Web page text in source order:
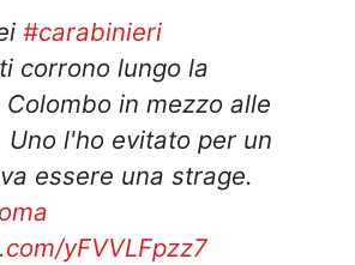
#carabinieri
corrono lungo la
in mezzo alle
Uno l'ho evitato per un
essere una strage.
yFVVLFpzz7